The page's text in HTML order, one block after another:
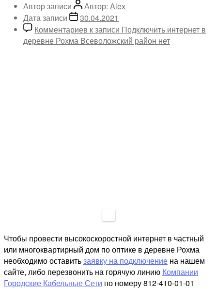
Автор записи Автор: Alex
Дата записи
30.04.2021
Комментариев к записи Подключить интернет в
деревне Рохма Всеволожский район нет
Чтобы провести высокоскоростной интернет в частный
или многоквартирный дом по оптике в деревне Рохма
необходимо оставитьзаявку на подключение на нашем
сайте, либо перезвонить на горячую линию Компании
Городские Кабельные Сети по номеру 812-410-01-01